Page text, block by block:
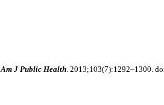
Am J Public Health . 2013;103(7):1292–1300.